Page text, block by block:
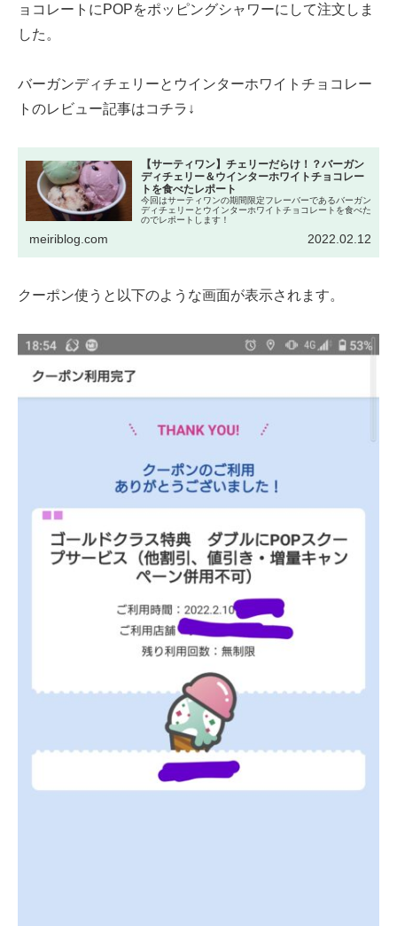
ョコレートにPOPをポッピングシャワーにして注文しま
した。
バーガンディチェリーとウインターホワイトチョコレー
トのレビュー記事はコチラ↓
【サーティワン】チェリーだらけ！？バーガン
ディチェリー＆ウインターホワイトチョコレー
トを食べたレポート
今回はサーティワンの期間限定フレーバーであるバーガン
ディチェリーとウインターホワイトチョコレートを食べた
のでレポートします！
meiriblog.com 2022.02.12
クーポン使うと以下のような画面が表示されます。